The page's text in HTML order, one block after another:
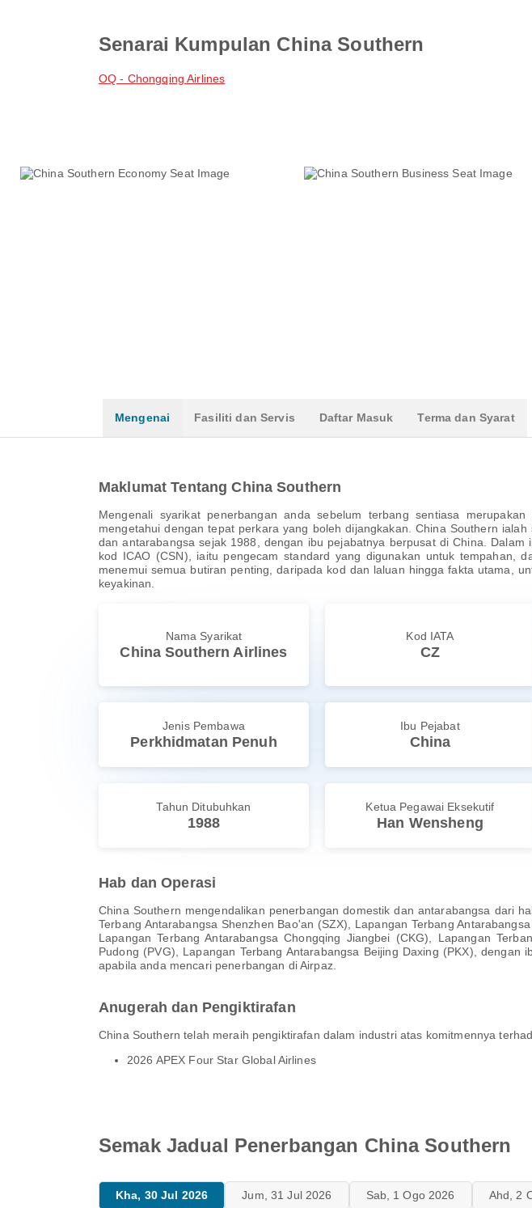
Senarai Kumpulan China Southern
OQ - Chongqing Airlines
Mengenai Fasiliti dan Servis Daftar Masuk Terma dan Syarat
Maklumat Tentang China Southern
Mengenali syarikat penerbangan anda sebelum terbang sentiasa
mengetahui dengan tepat perkara yang boleh dijangkakan. China Southern
dan antarabangsa sejak 1988, dengan ibu pejabatnya berpusat di China.
kod ICAO (CSN), iaitu pengecam standard yang digunakan untuk tempahan,
menemui semua butiran penting, daripada kod dan laluan hingga fakta utama,
keyakinan.
Nama Syarikat
China Southern Airlines
Kod IATA
CZ
Jenis Pembawa
Perkhidmatan Penuh
Ibu Pejabat
China
Tahun Ditubuhkan
1988
Ketua Pegawai Eksekutif
Han Wensheng
Hab dan Operasi
China Southern mengendalikan penerbangan domestik dan antarabangsa dari
Terbang Antarabangsa Shenzhen Bao'an (SZX), Lapangan Terbang
Lapangan Terbang Antarabangsa Chongqing Jiangbei (CKG), Lapangan
Pudong (PVG), Lapangan Terbang Antarabangsa Beijing Daxing (PKX),
apabila anda mencari penerbangan di Airpaz.
Anugerah dan Pengiktirafan
China Southern telah meraih pengiktirafan dalam industri atas komitmennya
2026 APEX Four Star Global Airlines
Semak Jadual Penerbangan China Southern
Kha, 30 Jul 2026 Jum, 31 Jul 2026 Sab, 1 Ogo 2026 Ahd, 2